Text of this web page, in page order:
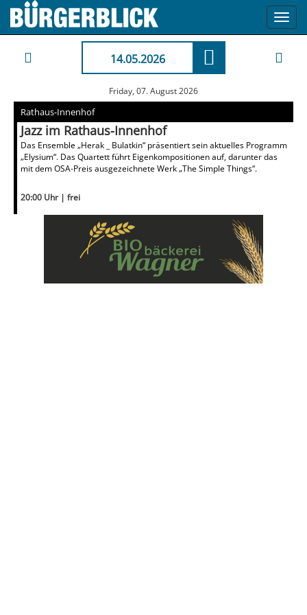
14.05.2026
Friday, 07. August 2026
Rathaus-Innenhof
Jazz im Rathaus-Innenhof
Das Ensemble „Herak _ Bulatkin“ präsentiert sein aktuelles Programm
„Elysium“. Das Quartett führt Eigenkompositionen auf, darunter das
mit dem OSA-Preis ausgezeichnete Werk „The Simple Things“.
20:00 Uhr | frei